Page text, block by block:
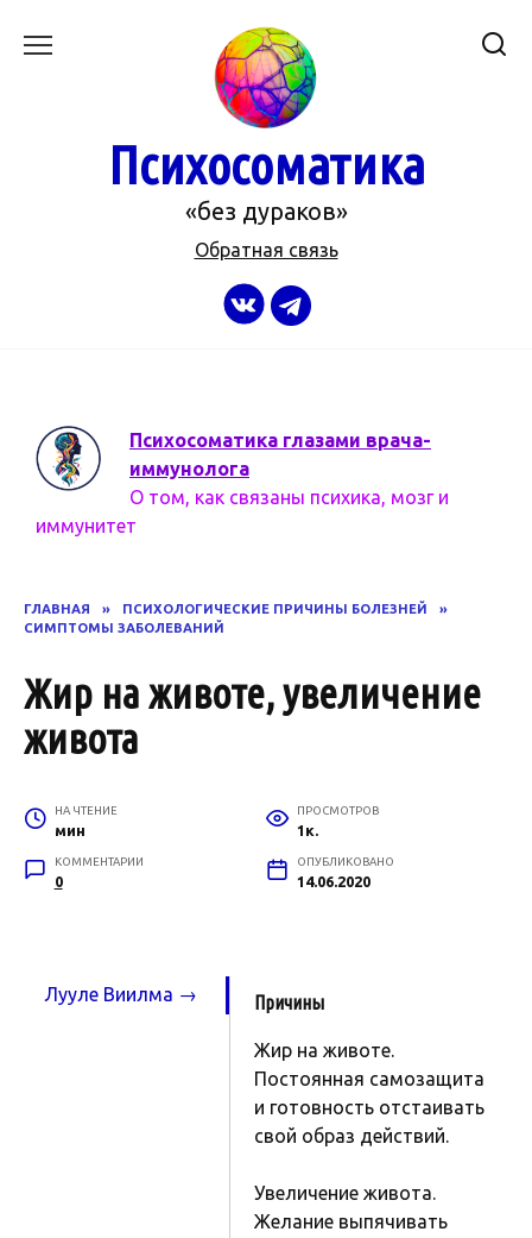
Психосоматика
«без дураков»
Обратная связь
Психосоматика глазами врача-
иммунолога
О том, как связаны психика, мозг и
иммунитет
ГЛАВНАЯ » ПСИХОЛОГИЧЕСКИЕ ПРИЧИНЫ БОЛЕЗНЕЙ
»
СИМПТОМЫ ЗАБОЛЕВАНИЙ
Жир на животе, увеличение
живота
НА ЧТЕНИЕ
мин
ПРОСМОТРОВ
1к.
КОММЕНТАРИИ
0
ОПУБЛИКОВАНО
14.06.2020
Лууле Виилма → Причины
Жир на животе.
Постоянная самозащита
и готовность отстаивать
свой образ действий.
Увеличение живота.
Желание выпячивать